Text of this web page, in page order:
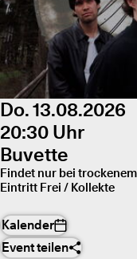
Do. 13.08.2026
20:30 Uhr
Buvette
Findet nur bei
Eintritt Frei / Kollekte
Kalender
Event teilen